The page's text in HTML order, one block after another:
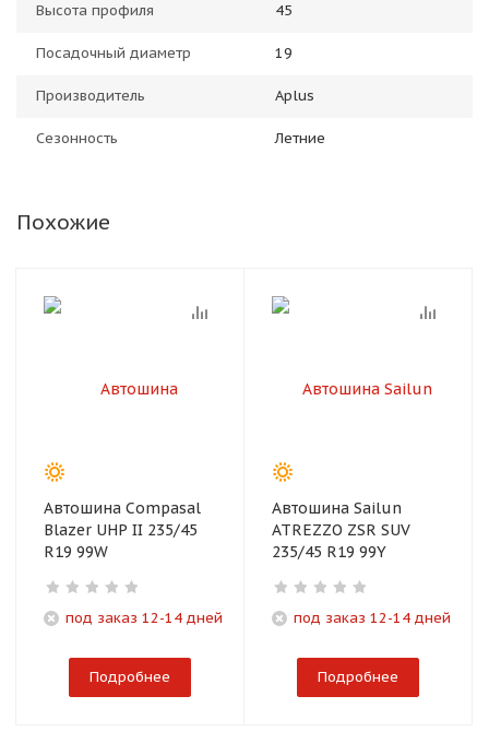
Высота профиля 45
Посадочный диаметр 19
Производитель Aplus
Сезонность Летние
Похожие
Автошина Compasal
Blazer UHP II 235/45
R19 99W
под заказ 12-14 дней
Подробнее
Автошина Sailun
ATREZZO ZSR SUV
235/45 R19 99Y
под заказ 12-14 дней
Подробнее